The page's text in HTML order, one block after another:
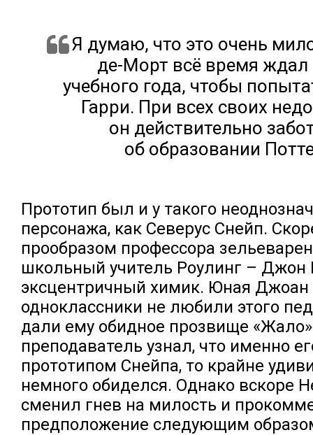
Я думаю, что это очень
де-Морт всё время ждал
учебного года, чтобы
Гарри. При всех своих
он действительно
об образовании
Прототип был и у такого
персонажа, как Северус Снейп.
прообразом профессора
школьный учитель Роулинг – Джон
эксцентричный химик. Юная Джоан
одноклассники не любили этого
дали ему обидное прозвище
преподаватель узнал, что именно
прототипом Снейпа, то крайне
немного обиделся. Однако вскоре
сменил гнев на милость и
предположение следующим